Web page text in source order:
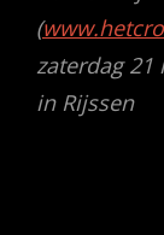
(
zaterdag
in Rijssen